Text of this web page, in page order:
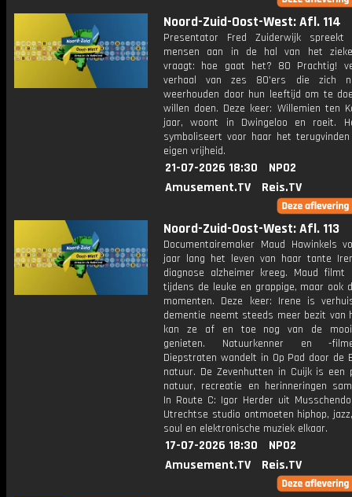
Noord-Zuid-Oost-West: Afl. 114
Presentator Fred Zuiderwijk spreekt
mensen aan in de hal van het
vraagt: hoe gaat het? 80 Prachtig!
verhaal van zes 80'ers die zich
weerhouden door hun leeftijd om te
willen doen. Deze keer: Willemien ten
jaar, woont in Dwingeloo en roeit.
symboliseert voor haar het
eigen vrijheid.
21-07-2026 18:30
NPO2
Amusement.TV
Reis.TV
Noord-Zuid-Oost-West: Afl. 113
Documentairemaker Maud Hawinkels
jaar lang het leven van haar tante
diagnose alzheimer kreeg. Maud filmt
tijdens de leuke en grappige, maar ook
momenten. Deze keer: Irene is
dementie neemt steeds meer bezit van
kan ze af en toe nog van de
genieten. Natuurkenner en -
Diepstraten wandelt in Op Pad door de
natuur. De Zevenhutten in Cuijk is een
natuur, recreatie en herinneringen
In Route C: Igor Herder uit
Utrechtse studio ontmoeten hiphop,
soul en elektronische muziek elkaar.
17-07-2026 18:30
NPO2
Amusement.TV
Reis.TV